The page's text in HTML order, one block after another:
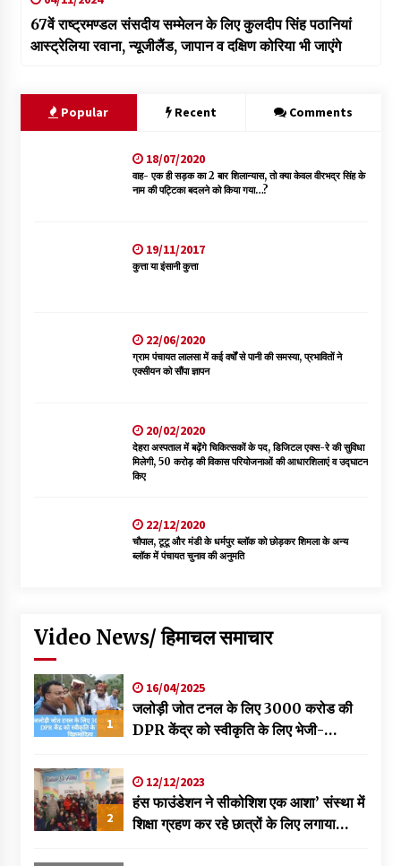
67वें राष्ट्रमण्डल संसदीय सम्मेलन के लिए कुलदीप सिंह पठानियां
आस्ट्रेलिया रवाना, न्यूजीलैंड, जापान व दक्षिण कोरिया भी जाएंगे
Popular Recent Comments
18/07/2020
वाह- एक ही सड़क का 2 बार शिलान्यास, तो क्या केवल वीरभद्र सिंह के
नाम की पट्टिका बदलने को किया गया…?
19/11/2017
कुत्ता या इंसानी कुत्ता
22/06/2020
ग्राम पंचायत लालसा में कई वर्षों से पानी की समस्या, प्रभावितों ने
एक्सीयन को सौंपा ज्ञापन
20/02/2020
देहरा अस्पताल में बढ़ेंगे चिकित्सकों के पद, डिजिटल एक्स-रे की सुविधा
मिलेगी, 50 करोड़ की विकास परियोजनाओं की आधारशिलाएं व उद्घाटन
किए
22/12/2020
चौपाल, टूटू और मंडी के धर्मपुर ब्लॉक को छोड़कर शिमला के अन्य
ब्लॉक में पंचायत चुनाव की अनुमति
Video News/ हिमाचल समाचार
1
16/04/2025
जलोड़ी जोत टनल के लिए 3000 करोड की
DPR केंद्र को स्वीकृति के लिए भेजी-
2
12/12/2023
हंस फाउंडेशन ने सीकोशिश एक आशा’ संस्था में
शिक्षा ग्रहण कर रहे छात्रों के लिए लगाया